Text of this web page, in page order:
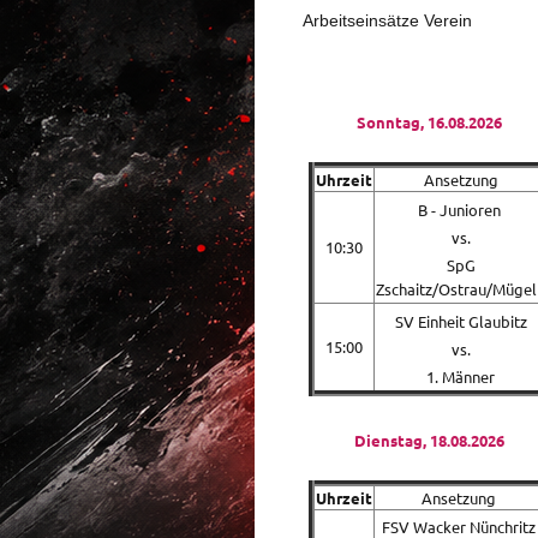
Arbeitseinsätze Verein
Sonntag, 16.08.2026
Uhrzeit Ansetzung
10:30
B - Junioren
vs.
SpG
Zschaitz/Ostrau/
15:00
SV Einheit Glaubitz
vs.
1. Männer
Dienstag, 18.08.2026
Uhrzeit
Ansetzung
FSV Wacker Nünchritz